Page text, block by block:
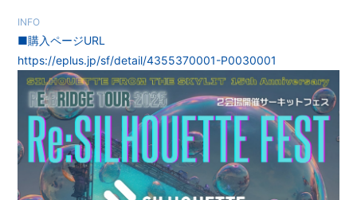
INFO
■購入ページURL
https://eplus.jp/sf/detail/4355370001-P0030001